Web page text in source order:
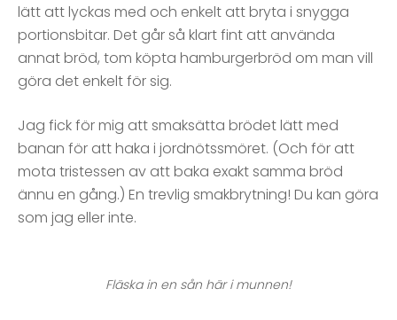
lätt att lyckas med och enkelt att bryta i snygga
portionsbitar. Det går så klart fint att använda
annat bröd, tom köpta hamburgerbröd om man vill
göra det enkelt för sig.
Jag fick för mig att smaksätta brödet lätt med
banan för att haka i jordnötssmöret. (Och för att
mota tristessen av att baka exakt samma bröd
ännu en gång.) En trevlig smakbrytning! Du kan göra
som jag eller inte.
Fläska in en sån här i munnen!